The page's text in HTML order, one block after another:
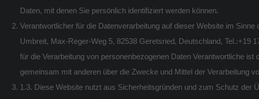
Daten, mit denen Sie persönlich identifiziert werden können.
Verantwortlicher für die Datenverarbeitung auf dieser Website im
Umbreit, Max-Reger-Weg 5, 82538 Geretsried, Deutschland, Tel.:+19
für die Verarbeitung von personenbezogenen Daten Verantwortliche
gemeinsam mit anderen über die Zwecke und Mittel der Verarbeitung
1.3. Diese Website nutzt aus Sicherheitsgründen und zum Schutz der